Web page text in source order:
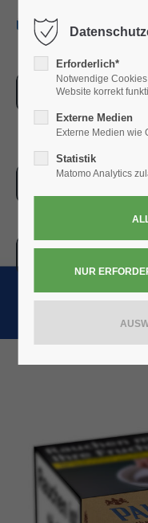
Erforderlich*
Notwendige
Website korrekt
Externe Medien
Externe Medien wie
Statistik
Matomo Analytics